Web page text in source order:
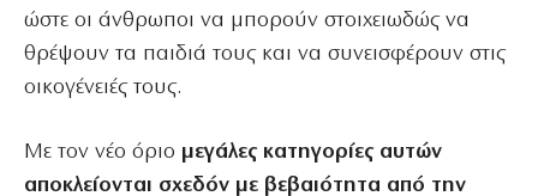
ώστε οι άνθρωποι να μπορούν στοιχειωδώς να
θρέψουν τα παιδιά τους και να συνεισφέρουν στις
οικογένειές τους.
Με τον νέο όριο μεγάλες κατηγορίες αυτών
αποκλείονται σχεδόν με βεβαιότητα από την